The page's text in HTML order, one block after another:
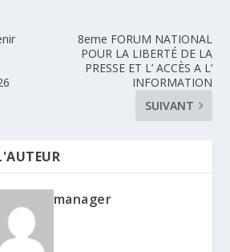
8eme FORUM NATIONAL
POUR LA LIBERTÉ DE LA
PRESSE ET L’ ACCÈS A L’
INFORMATION
SUIVANT
manager